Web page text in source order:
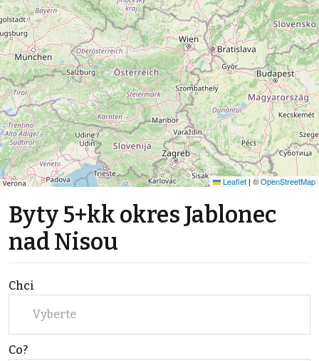
Leaflet | ©OpenStreetMap
Byty 5+kk okres Jablonec
nad Nisou
Chci
Vyberte
Co?